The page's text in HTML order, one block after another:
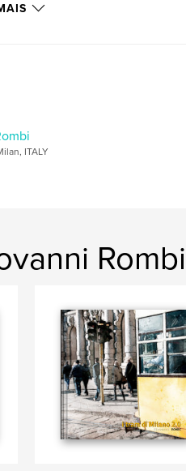
ITALY
Rombi